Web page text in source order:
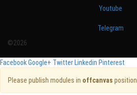
Youtube
Telegram
©2026
FacebookGoogle+ TwitterLinkedin Pinterest
Please publish modules in offcanvas position.